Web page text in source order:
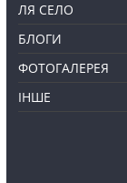
ЛЯ СЕЛО
БЛОГИ
ФОТОГАЛЕРЕЯ
ІНШЕ